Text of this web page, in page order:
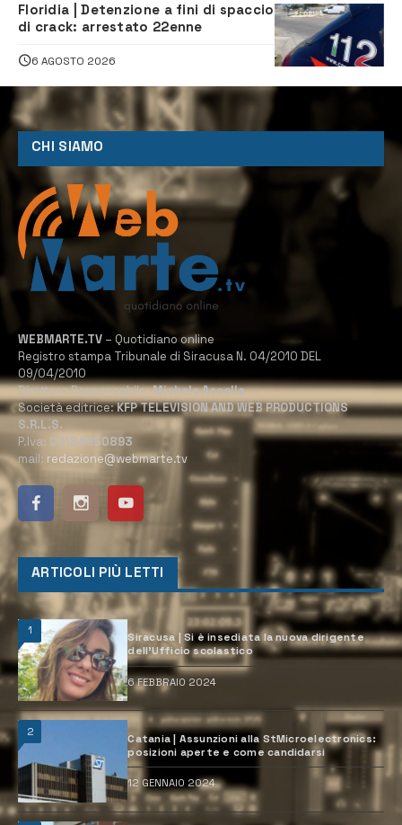
Floridia | Detenzione a fini di spaccio
di crack: arrestato 22enne
6 AGOSTO 2026
CHI SIAMO
WEBMARTE.TV – Quotidiano online
Registro stampa Tribunale di Siracusa N. 04/2010 DEL
09/04/2010
Direttore Responsabile:Michele Accolla
Società editrice:KFP TELEVISION AND WEB PRODUCTIONS
S.R.L.S.
P.Iva: 02184950893
mail: redazione@webmarte.tv
ARTICOLI PIÙ LETTI
1
Siracusa | Si è insediata la nuova dirigente
dell’Ufficio scolastico
6 FEBBRAIO 2024
2
Catania | Assunzioni alla StMicroelectronics:
posizioni aperte e come candidarsi
12 GENNAIO 2024